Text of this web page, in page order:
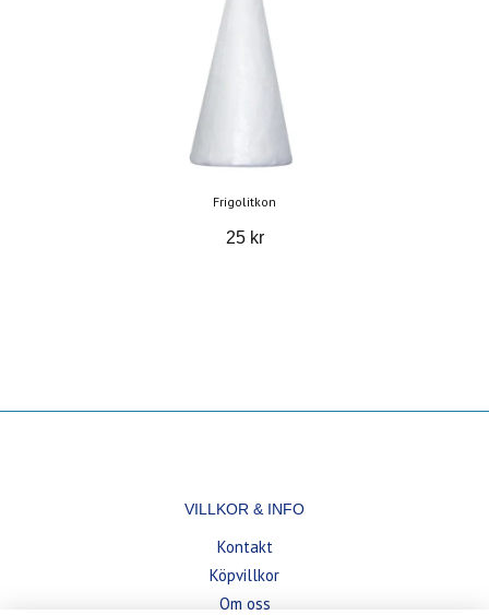
Frigolitkon
25 kr
VILLKOR & INFO
Kontakt
Köpvillkor
Om oss